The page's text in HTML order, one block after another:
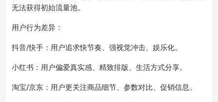
无法获得初始流量池。
用户行为差异：
抖音/快手：用户追求快节奏、强视觉冲击、娱乐化。
小红书：用户偏爱真实感、精致排版、生活方式分享。
淘宝/京东：用户更关注商品细节、参数对比、促销信息。